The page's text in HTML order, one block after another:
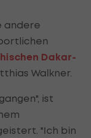
andere
Dakar-
Walkner.
ist
"Ich bin